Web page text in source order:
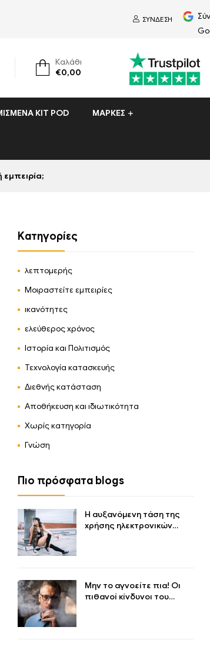
ΣΎΝΔΕΣΗ
Καλάθι
€0,00
ΚΙΤ POD ΜΆΡΚΕΣ
εμπειρία;
Kατηγορίες
λεπτομερής
Μοιραστείτε εμπειρίες
ικανότητες
ελεύθερος χρόνος
Ιστορία και Πολιτισμός
Τεχνολογία κατασκευής
Διεθνής κατάσταση
Αποθήκευση και ιδιωτικότητα
Χωρίς κατηγορία
Γνώση
Πιο πρόσφατα blogs
Η αυξανόμενη τάση της
χρήσης ηλεκτρονικών
Μην το αγνοείτε πια! Οι
πιθανοί κίνδυνοι του